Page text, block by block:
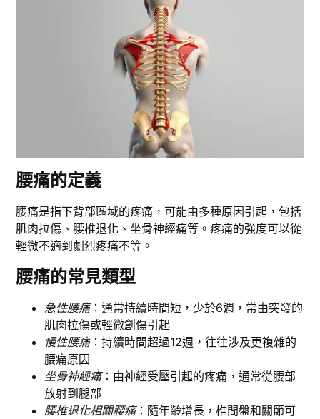
腰痛的定義
腰痛是指下背部區域的疼痛，可能由多種原因引起，包括
肌肉拉傷、腰椎退化、坐骨神經痛等。疼痛的強度可以從
輕微不適到劇烈疼痛不等。
腰痛的常見類型
急性腰痛：通常持續時間短，少於6週，常由突發的
肌肉拉傷或輕微創傷引起
慢性腰痛：持續時間超過12週，往往涉及更複雜的
腰痛原因
坐骨神經痛：由神經受壓引起的疼痛，通常從腰部
放射到腿部
腰椎退化相關腰痛：隨年齡增長，椎間盤和關節可